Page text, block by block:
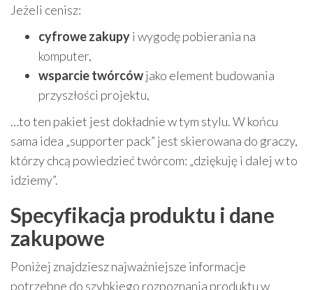
Jeżeli cenisz:
cyfrowe zakupyi wygodę pobierania na
komputer,
wsparcie twórcówjako element budowania
przyszłości projektu,
…to ten pakiet jest dokładnie w tym stylu. W końcu
sama idea „supporter pack” jest skierowana do graczy,
którzy chcą powiedzieć twórcom: „dziękuję i dalej w to
idziemy”.
Specyfikacja produktu i dane
zakupowe
Poniżej znajdziesz najważniejsze informacje
potrzebne do szybkiego rozpoznania produktu w